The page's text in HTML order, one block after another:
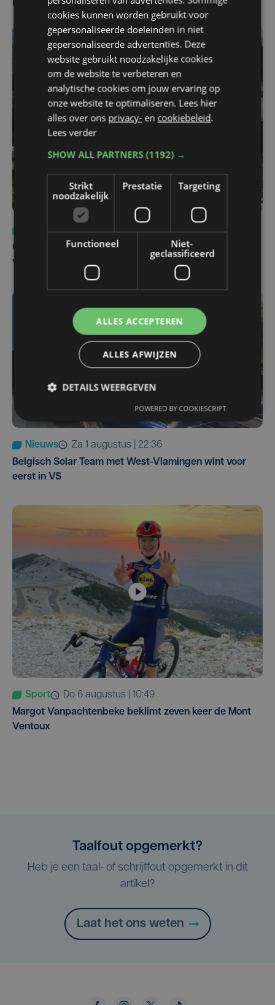
Meest gelezen
Sport
ma 3 augustus | 17:39
Champions League leeft in Oostende: lange wachtrij
voor tickets Union - Bodø/Glimt
Nieuws
za 1 augustus | 22:36
Belgisch Solar Team met West-Vlamingen wint voor
eerst in VS
Sport
do 6 augustus | 10:49
Margot Vanpachtenbeke beklimt zeven keer de Mont
Ventoux
Taalfout opgemerkt?
Heb je een taal- of schrijffout opgemerkt in dit
artikel?
Laat het ons weten
cookies kunnen worden gebruikt voor
gepersonaliseerde doeleinden in niet
gepersonaliseerde advertenties. Deze
website gebruikt noodzakelijke cookies
om de website te verbeteren en
analytische cookies om jouw ervaring op
onze website te optimaliseren. Lees hier
alles over ons privacy- en cookiebeleid.
Lees verder
SHOW ALL PARTNERS(1192) →
Strikt
noodzakelijk
Prestatie Targeting
Functioneel
Niet-
geclassificeerd
ALLES ACCEPTEREN
ALLES AFWIJZEN
DETAILS WEERGEVEN
POWERED BY COOKIESCRIPT